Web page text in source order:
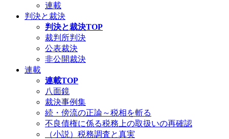
連載
判決と裁決
判決と裁決TOP
裁判所判決
公表裁決
非公開裁決
連載
連載TOP
八面鏡
裁決事例集
続・傍流の正論～税相を斬る
不良債権に係る税務上の取扱いの再確認
（小説）税務調査と真実